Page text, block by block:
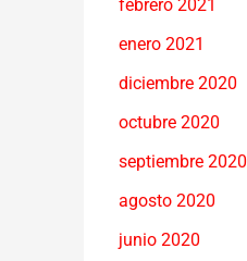
febrero 2021
enero 2021
diciembre 2020
octubre 2020
septiembre 2020
agosto 2020
junio 2020